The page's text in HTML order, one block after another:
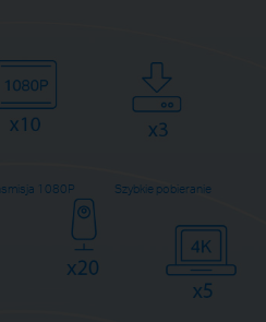
1080P Szybkie pobieranie